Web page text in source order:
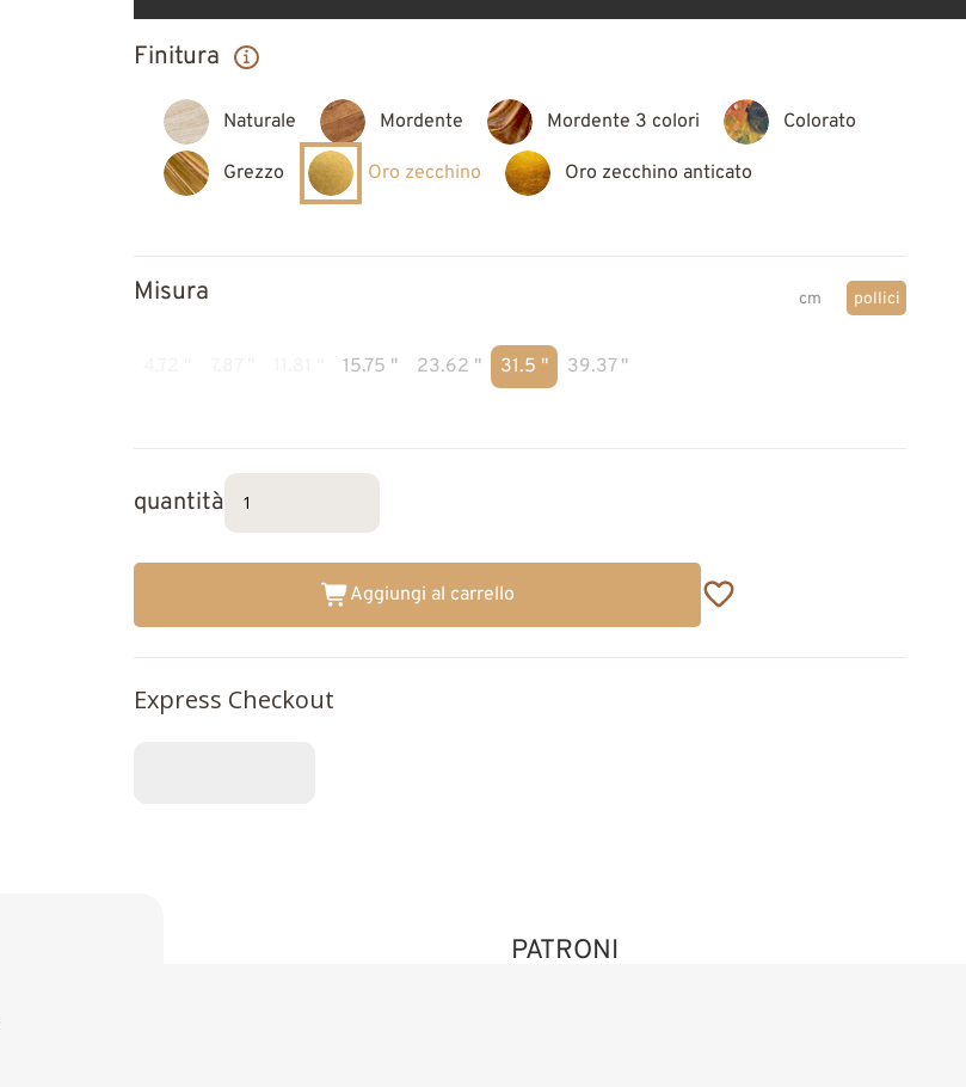
Finitura
Naturale Mordente Mordente 3 colori Colorato
Grezzo Oro zecchino Oro zecchino anticato
Misura cm pollici
15.75 " 23.62 " 31.5 " 39.37 "
quantità
Aggiungi al carrello
Express Checkout
PATRONI